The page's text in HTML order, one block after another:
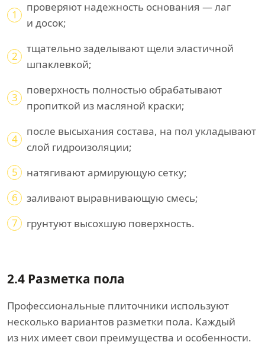
1
проверяют надежность основания — лаг
и досок;
2
тщательно заделывают щели эластичной
шпаклевкой;
3
поверхность полностью обрабатывают
пропиткой из масляной краски;
4
после высыхания состава, на пол укладывают
слой гидроизоляции;
5
натягивают армирующую сетку;
6
заливают выравнивающую смесь;
7
грунтуют высохшую поверхность.
2.4 Разметка пола
Профессиональные плиточники используют
несколько вариантов разметки пола. Каждый
из них имеет свои преимущества и особенности.